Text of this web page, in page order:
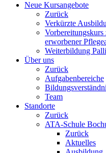
Neue Kursangebote
Zurück
Verkürzte
erworbener
Weiterbildung
Über uns
Zurück
Aufgabenbereiche
Team
Standorte
Zurück
ATA-Schule
Zurück
Aktuelles